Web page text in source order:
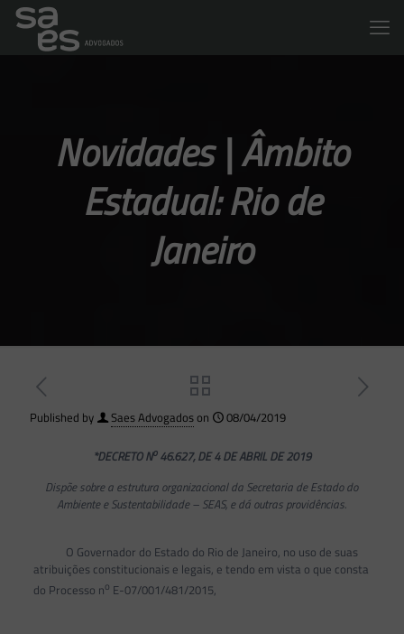
Novidades | Âmbito
Estadual: Rio de
Janeiro
Published by Saes Advogadoson 08/04/2019
*DECRETO No 46.627, DE 4 DE ABRIL DE 2019
Dispõe sobre a estrutura organizacional da Secretaria de Estado do
Ambiente e Sustentabilidade – SEAS, e dá outras providências.
O Governador do Estado do Rio de Janeiro, no uso de suas
atribuições constitucionais e legais, e tendo em vista o que consta
do Processo no E-07/001/481/2015,